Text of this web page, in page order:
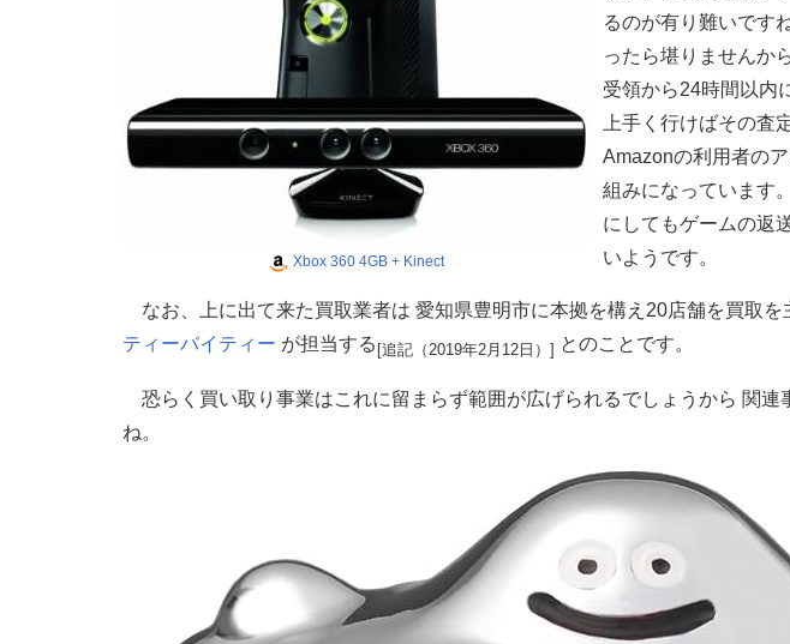
Xbox 360 4GB + Kinect
るのが有り難いです
ったら堪りませんか
受領から24時間以内
上手く行けばその査
Amazonの利用者の
組みになっています
にしてもゲームの返
いようです。
なお、上に出て来た買取業者は 愛知県豊明市に本拠を構え20店舗を買取
ティーバイティー が担当する [追記（2019年2月12日）] とのことです。
恐らく買い取り事業はこれに留まらず範囲が広げられるでしょうから 関連
ね。